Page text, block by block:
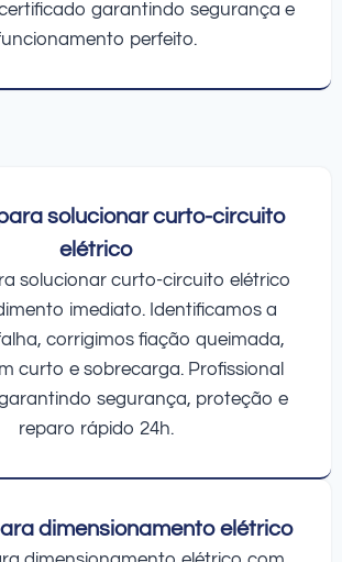
garantindo segurança e
perfeito.
solucionar curto-circuito
elétrico
solucionar curto-circuito elétrico
imediato. Identificamos a
corrigimos fiação queimada,
curto e sobrecarga. Profissional
segurança, proteção e
reparo rápido 24h.
dimensionamento elétrico